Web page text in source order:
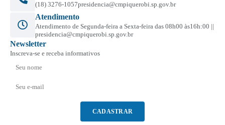
(18) 3276-1057presidencia@cmpiquerobi.sp.gov.br
Atendimento
Atendimento de Segunda-feira a Sexta-feira das 08h00 às16h:00 ||
presidencia@cmpiquerobi.sp.gov.br
Newsletter
Inscreva-se e receba informativos
CADASTRAR